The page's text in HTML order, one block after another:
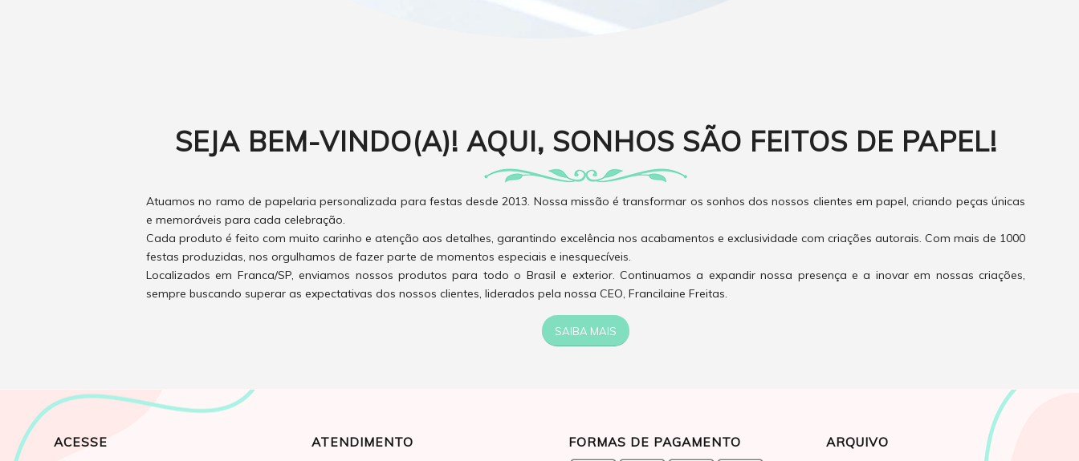
SEJA BEM-VINDO(A)! AQUI, SONHOS SÃO FEITOS DE PAPEL!
Atuamos no ramo de papelaria personalizada para festas desde 2013. Nossa missão é transformar os sonhos dos nossos clientes em papel, criando peças únicas
e memoráveis para cada celebração.
Cada produto é feito com muito carinho e atenção aos detalhes, garantindo excelência nos acabamentos e exclusividade com criações autorais. Com mais de 1000
festas produzidas, nos orgulhamos de fazer parte de momentos especiais e inesquecíveis.
Localizados em Franca/SP, enviamos nossos produtos para todo o Brasil e exterior. Continuamos a expandir nossa presença e a inovar em nossas criações,
sempre buscando superar as expectativas dos nossos clientes, liderados pela nossa CEO, Francilaine Freitas.
SAIBA MAIS
ACESSE ATENDIMENTO FORMAS DE PAGAMENTO ARQUIVO